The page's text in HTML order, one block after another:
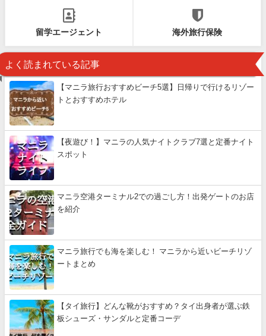
留学エージェント 海外旅行保険
よく読まれている記事
【マニラ旅行おすすめビーチ5選】日帰りで行けるリゾー
トとおすすめホテル
【夜遊び！】マニラの人気ナイトクラブ7選と定番ナイト
スポット
マニラ空港ターミナル2での過ごし方！出発ゲートのお店
を紹介
マニラ旅行でも海を楽しむ！ マニラから近いビーチリゾ
ートまとめ
【タイ旅行】どんな靴がおすすめ？タイ出身者が選ぶ鉄
板シューズ・サンダルと定番コーデ